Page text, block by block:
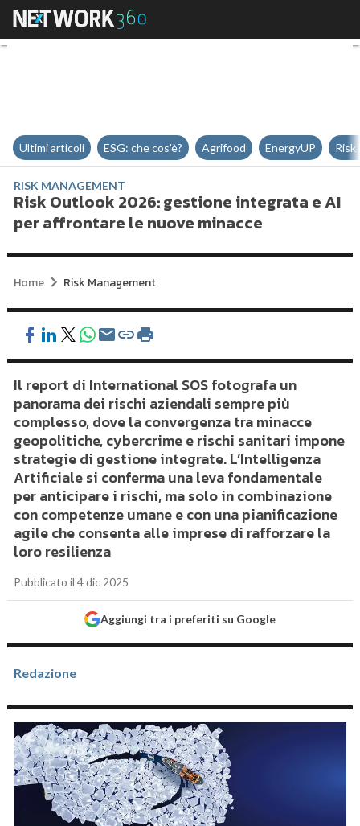
Risk Outlook 2026: gestione
Ultimi articoli ESG: che cos'è? Agrifood EnergyUP Risk
RISK MANAGEMENT
Risk Outlook 2026: gestione integrata e AI
per affrontare le nuove minacce
Home Risk Management
Il report di International SOS fotografa un
panorama dei rischi aziendali sempre più
complesso, dove la convergenza tra minacce
geopolitiche, cybercrime e rischi sanitari impone
strategie di gestione integrate. L’Intelligenza
Artificiale si conferma una leva fondamentale
per anticipare i rischi, ma solo in combinazione
con competenze umane e con una pianificazione
agile che consenta alle imprese di rafforzare la
loro resilienza
Pubblicato il 4 dic 2025
Aggiungi tra i preferiti su Google
Redazione